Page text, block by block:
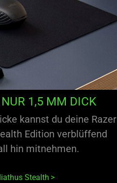
1,5 MM DICK
kannst du deine Razer
Edition verblüffend
hin mitnehmen.
Stealth